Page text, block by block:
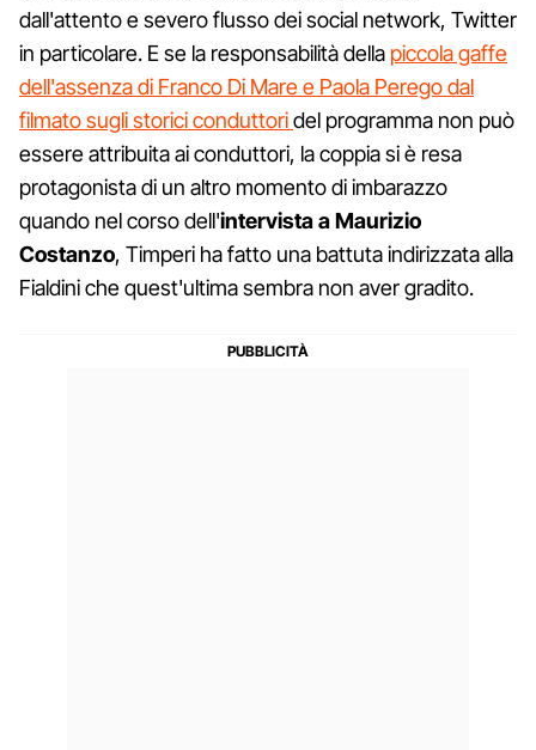
dall'attento e severo flusso dei social network, Twitter
in particolare. E se la responsabilità della piccola gaffe
dell'assenza di Franco Di Mare e Paola Perego dal
filmato sugli storici conduttoridel programma non può
essere attribuita ai conduttori, la coppia si è resa
protagonista di un altro momento di imbarazzo
quando nel corso dell'intervista a Maurizio
Costanzo, Timperi ha fatto una battuta indirizzata alla
Fialdini che quest'ultima sembra non aver gradito.